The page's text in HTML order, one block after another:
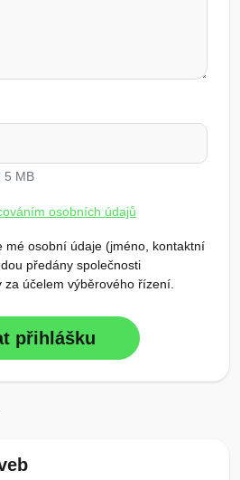
5 MB
osobních údajů
mé osobní údaje (jméno, kontaktní
předány společnosti
za účelem výběrového řízení.
přihlášku